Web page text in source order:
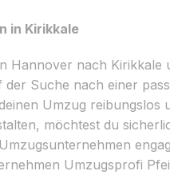
in Kirikkale
Hannover nach Kirikkale
der Suche nach einer
Umzug reibungslos
möchtest du
Umzugsprofi